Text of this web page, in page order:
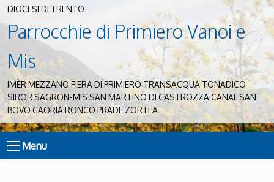
DIOCESI DI TRENTO
Parrocchie di Primiero Vanoi e
Mis
IMÈR MEZZANO FIERA DI PRIMIERO TRANSACQUA TONADICO
SIROR SAGRON-MIS SAN MARTINO DI CASTROZZA CANAL SAN
BOVO CAORIA RONCO PRADE ZORTEA
Menu